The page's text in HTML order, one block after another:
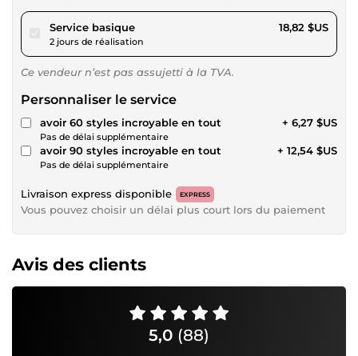
Service basiquepour 17,34 $US
2 jours de réalisation
18,82 $US
Ce vendeur n’est pas assujetti à la TVA.
Personnaliser le service
avoir 60 styles incroyable en tout
Pas de délai supplémentaire
+ 6,27 $US
avoir 90 styles incroyable en tout
Pas de délai supplémentaire
+ 12,54 $US
Livraison express disponible EXPRESS
Vous pouvez choisir un délai plus court lors du paiement
Avis des clients
5,0 (88)